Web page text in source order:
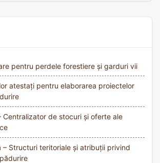
pentru perdele forestiere și garduri vii
atestați pentru elaborarea proiectelor
Centralizator de stocuri și oferte ale
– Structuri teritoriale și atribuții privind